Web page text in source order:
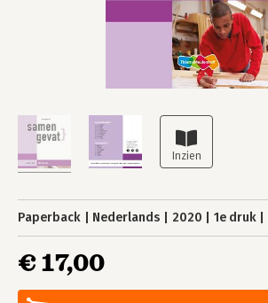
Paperback Nederlands 2020 1e druk
€ 17,00